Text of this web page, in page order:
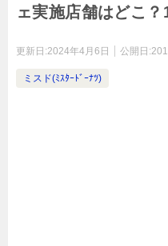
ェ実施店舗はどこ
更新日:2024年4月6日 公開日:
ミスド(ﾐｽﾀｰﾄﾞｰﾅﾂ)